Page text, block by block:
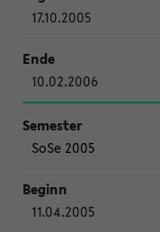
17.10.2005
10.02.2006
SoSe 2005
11.04.2005